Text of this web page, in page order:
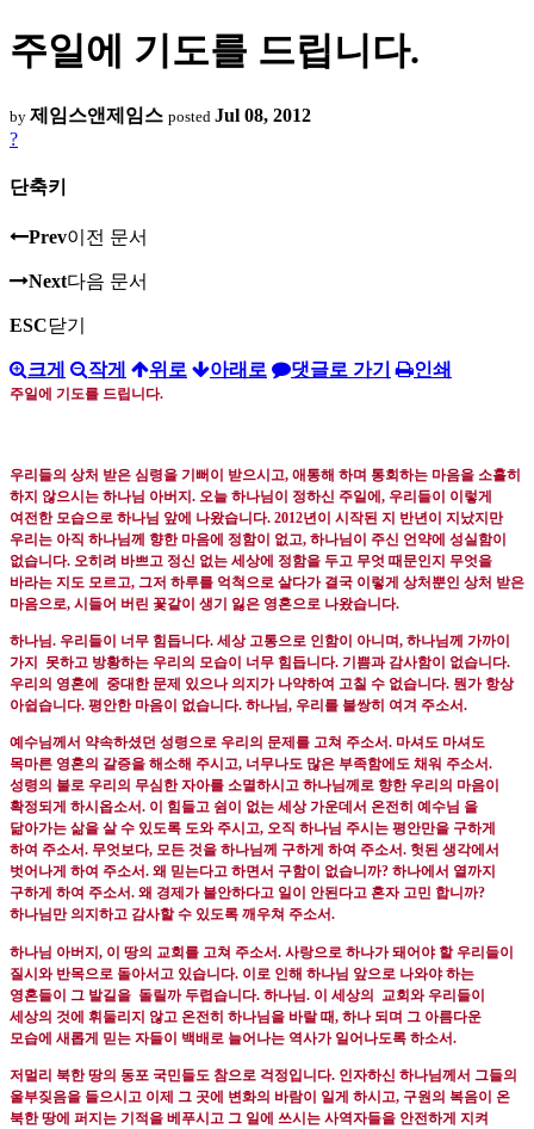
주일에 기도를 드립니다.
by 제임스앤제임스 posted Jul 08, 2012
?
단축키
Prev이전 문서
Next다음 문서
ESC닫기
크게 작게 위로 아래로 댓글로 가기 인쇄
주일에 기도를 드립니다.
우리들의 상처 받은 심령을 기뻐이 받으시고, 애통해 하며 통회하는 마음을 소홀히
하지 않으시는 하나님 아버지. 오늘 하나님이 정하신 주일에, 우리들이 이렇게
여전한 모습으로 하나님 앞에 나왔습니다. 2012년이 시작된 지 반년이 지났지만
우리는 아직 하나님께 향한 마음에 정함이 없고, 하나님이 주신 언약에 성실함이
없습니다. 오히려 바쁘고 정신 없는 세상에 정함을 두고 무엇 때문인지 무엇을
바라는 지도 모르고, 그저 하루를 억척으로 살다가 결국 이렇게 상처뿐인 상처 받은
마음으로, 시들어 버린 꽃같이 생기 잃은 영혼으로 나왔습니다.
하나님. 우리들이 너무 힘듭니다. 세상 고통으로 인함이 아니며, 하나님께 가까이
가지
못하고 방황하는 우리의 모습이 너무 힘듭니다. 기쁨과 감사함이 없습니다.
우리의 영혼에
중대한 문제 있으나 의지가 나약하여 고칠 수 없습니다. 뭔가 항상
아쉽습니다. 평안한 마음이 없습니다. 하나님, 우리를 불쌍히 여겨 주소서.
예수님께서 약속하셨던 성령으로 우리의 문제를 고쳐 주소서. 마셔도 마셔도
목마른 영혼의 갈증을 해소해 주시고, 너무나도 많은 부족함에도 채워 주소서.
성령의 불로 우리의 무심한 자아를 소멸하시고 하나님께로 향한 우리의 마음이
확정되게 하시옵소서. 이 힘들고 쉼이 없는 세상 가운데서 온전히 예수님 을
닮아가는 삶을 살 수 있도록 도와 주시고, 오직 하나님 주시는 평안만을 구하게
하여 주소서. 무엇보다, 모든 것을 하나님께 구하게 하여 주소서. 헛된 생각에서
벗어나게 하여 주소서. 왜 믿는다고 하면서 구함이 없습니까? 하나에서 열까지
구하게 하여 주소서. 왜 경제가 불안하다고 일이 안된다고 혼자 고민 합니까?
하나님만 의지하고 감사할 수 있도록 깨우쳐 주소서.
하나님 아버지, 이 땅의 교회를 고쳐 주소서. 사랑으로 하나가 돼어야 할 우리들이
질시와 반목으로 돌아서고 있습니다. 이로 인해 하나님 앞으로 나와야 하는
영혼들이 그 발길을 돌릴까 두렵습니다. 하나님. 이 세상의
교회와 우리들이
세상의 것에 휘둘리지 않고 온전히 하나님을 바랄 때, 하나 되며 그 아름다운
모습에 새롭게 믿는 자들이 백배로 늘어나는 역사가 일어나도록 하소서.
저멀리 북한 땅의 동포 국민들도 참으로 걱정입니다. 인자하신 하나님께서 그들의
울부짖음을 들으시고 이제 그 곳에 변화의 바람이 일게 하시고, 구원의 복음이 온
북한 땅에 퍼지는 기적을 베푸시고 그 일에 쓰시는 사역자들을 안전하게 지켜